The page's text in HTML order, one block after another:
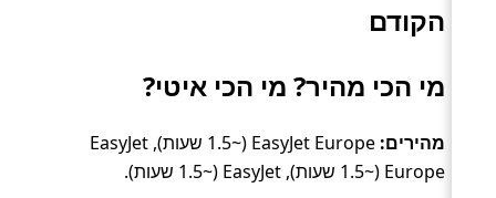
הקודם
מי הכי מהיר? מי הכי איטי?
מהירים:
EasyJet Europe (~1.5 שעות), EasyJet
Europe (~1.5 שעות), EasyJet (~1.5 שעות).